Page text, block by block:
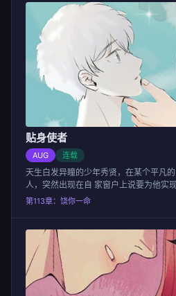
贴身使者
AUG 连载
天生白发异瞳的少年秀贤，在某个平凡
人，突然出现在自 家窗户上说要为他实
事件的故事...
第113章：饶你一命